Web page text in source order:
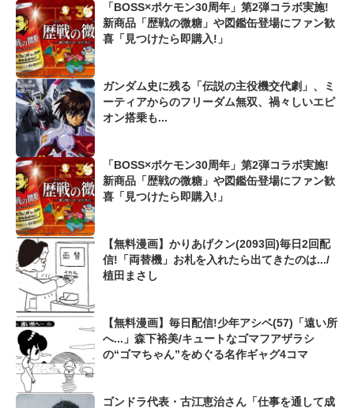
「BOSS×ポケモン30周年」第2弾コラボ実施!
新商品「歴戦の微糖」や図鑑缶登場にファン歓
喜「見つけたら即購入!」
ガンダム史に残る「伝説の主役機交代劇」、ミ
ーティアからのフリーダム無双、禍々しいエピ
オン搭乗も...
「BOSS×ポケモン30周年」第2弾コラボ実施!
新商品「歴戦の微糖」や図鑑缶登場にファン歓
喜「見つけたら即購入!」
【無料漫画】かりあげクン(2093回)毎日2回配
信!「両替機」お札を入れたら出てきたのは.../
植田まさし
【無料漫画】毎日配信!少年アシベ(57)「遠い所
へ...」森下裕美/キュートなゴマフアザラシ
の“ゴマちゃん”をめぐる名作ギャグ4コマ
ゴンドラ代表・古江恵治さん「仕事を通して成